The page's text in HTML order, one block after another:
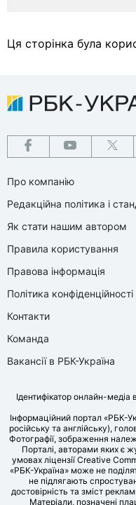
Ця сторінка була
Про компанію
Редакційна політика і
Як стати нашим автором
Правила користування
Правова інформація
Політика конфіденційності
Контакти
Команда
Вакансії в РБК-Україна
Ідентифікатор онлайн-медіа
Інформаційний портал «РБК-
російську та англійську),
Фотографії, зображення
Порталі, авторами яких є
умовах ліцензії Creative
«РБК-Україна» може не
не підлягають
достовірність та зміст
Матеріали, позначені